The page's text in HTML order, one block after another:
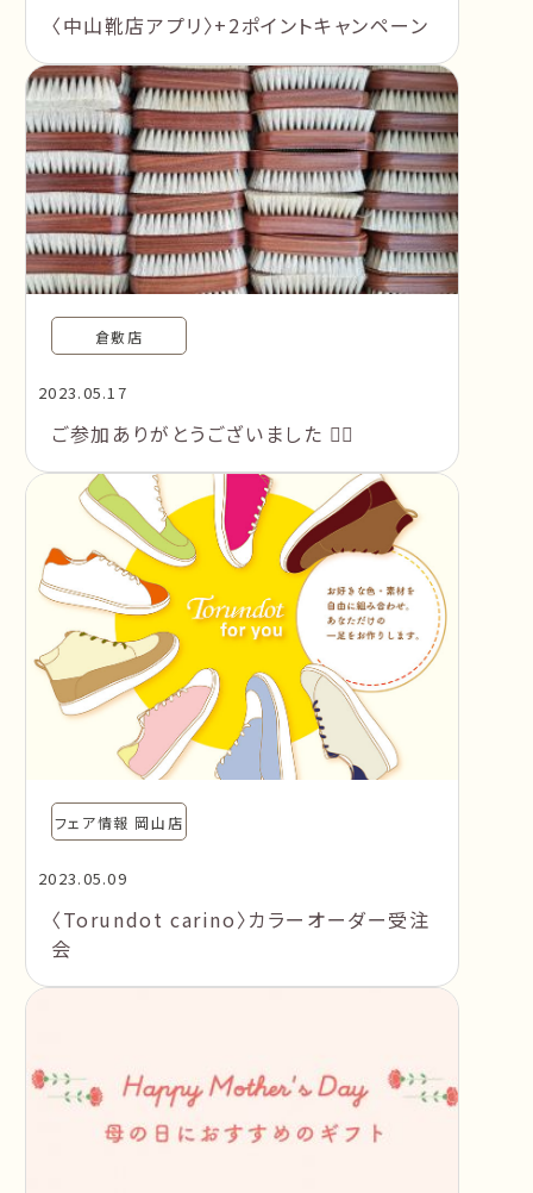
〈中山靴店アプリ〉+2ポイントキャンペーン
倉敷店
2023.05.17
ご参加ありがとうございました 🙇‍♂️
フェア情報 岡山店
2023.05.09
〈Torundot carino〉カラーオーダー受注
会